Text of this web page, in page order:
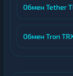
Обмен Tether
Обмен Tron